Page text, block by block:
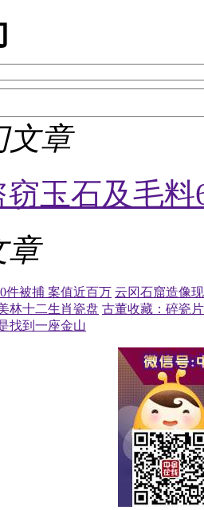
文章
玉石及毛
章
件被捕 案值近百万 云冈石窟造像
林十二生肖瓷盘 古董收藏：碎瓷
找到一座金山